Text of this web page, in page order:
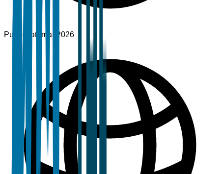
Pubblicato mar 2026